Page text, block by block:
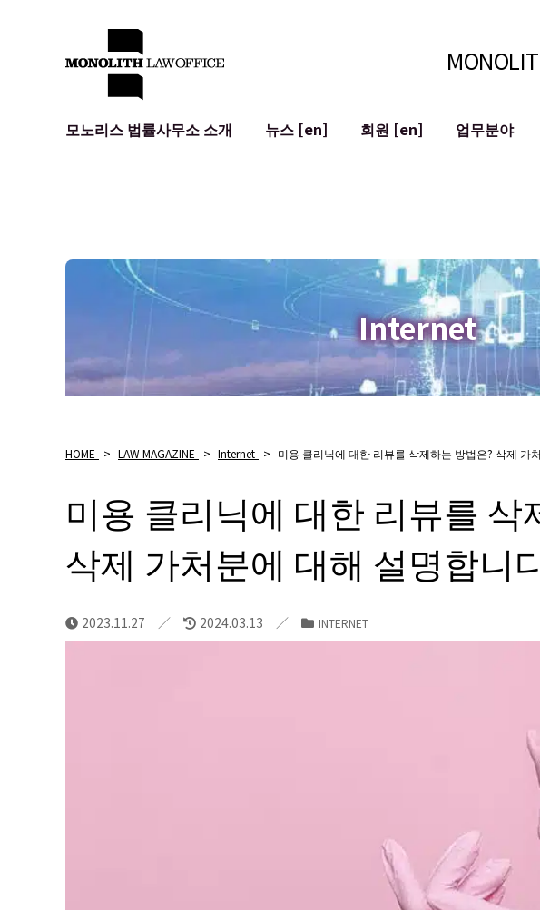
모노리스 법률사무소 소개
뉴스 [en] 회원 [en]
업무분야
개인정보 보호
광고 리뷰
AI (ChatGPT 등)
사이버 범죄
Internet
HOME > LAW MAGAZINE > Internet > 미용 클리닉에 대한 리뷰를 삭제하는 방법은? 삭제 가
미용 클리닉에 대한 리뷰를 삭
삭제 가처분에 대해 설명합니
2023.11.27 2024.03.13 INTERNET